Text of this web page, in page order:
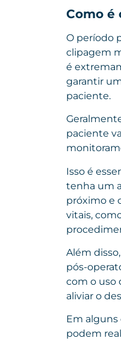
Como é
O período
clipagem
é
garantir
paciente.
paciente
Isso é
tenha um
próximo e
vitais,
Além
pós-
com o uso
aliviar o
Em alguns
podem